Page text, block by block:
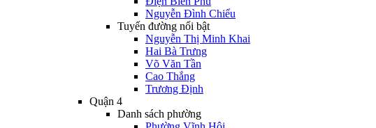
Nguyễn Đình Chiểu
Tuyến đường nổi bật
Nguyễn Thị Minh Khai
Hai Bà Trưng
Võ Văn Tần
Cao Thắng
Trương Định
Quận 4
Danh sách phường